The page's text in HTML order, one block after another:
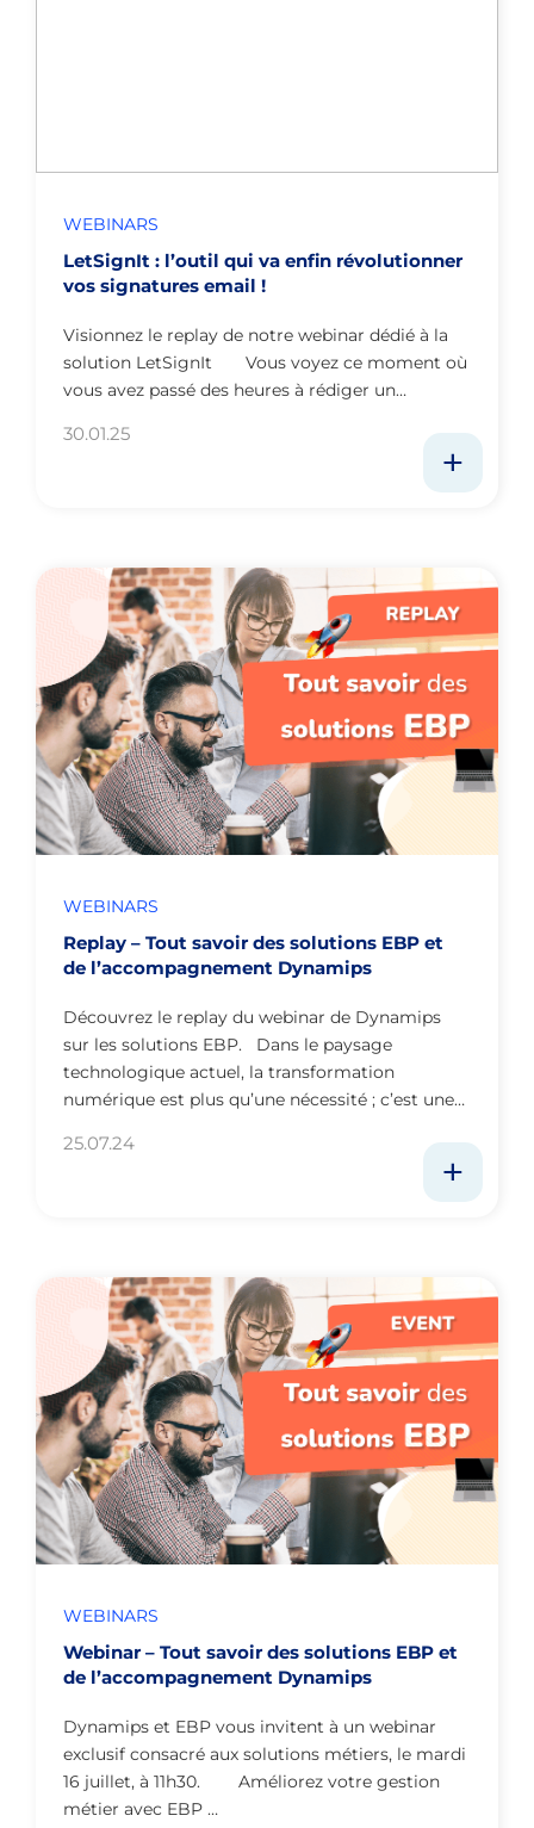
WEBINARS
LetSignIt : l’outil qui va enfin révolutionner
vos signatures email !
Visionnez le replay de notre webinar dédié à la
solution LetSignIt Vous voyez ce moment où
vous avez passé des heures à rédiger un…
30.01.25
WEBINARS
Replay – Tout savoir des solutions EBP et
de l’accompagnement Dynamips
Découvrez le replay du webinar de Dynamips
sur les solutions EBP. Dans le paysage
technologique actuel, la transformation
numérique est plus qu’une nécessité ; c’est une…
25.07.24
WEBINARS
Webinar – Tout savoir des solutions EBP et
de l’accompagnement Dynamips
Dynamips et EBP vous invitent à un webinar
exclusif consacré aux solutions métiers, le mardi
16 juillet, à 11h30. Améliorez votre gestion
métier avec EBP …